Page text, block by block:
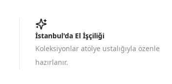
İstanbul'da El İşçiliği
Koleksiyonlar atölye ustalığıyla özenle
hazırlanır.